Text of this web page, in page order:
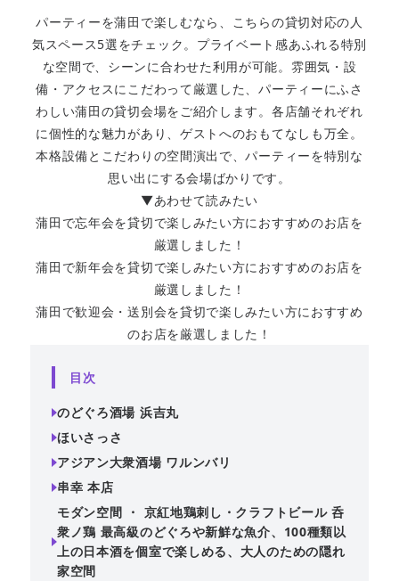
パーティーを蒲田で楽しむなら、こちらの貸切対応の人
気スペース5選をチェック。プライベート感あふれる特別
な空間で、シーンに合わせた利用が可能。雰囲気・設
備・アクセスにこだわって厳選した、パーティーにふさ
わしい蒲田の貸切会場をご紹介します。各店舗それぞれ
に個性的な魅力があり、ゲストへのおもてなしも万全。
本格設備とこだわりの空間演出で、パーティーを特別な
思い出にする会場ばかりです。
▼あわせて読みたい
蒲田で忘年会を貸切で楽しみたい方におすすめのお店を
厳選しました！
蒲田で新年会を貸切で楽しみたい方におすすめのお店を
厳選しました！
蒲田で歓迎会・送別会を貸切で楽しみたい方におすすめ
のお店を厳選しました！
目次
のどぐろ酒場 浜吉丸
ほいさっさ
アジアン大衆酒場 ワルンバリ
串幸 本店
モダン空間 ・ 京紅地鶏刺し・クラフトビール 呑
衆ノ鶏 最高級のどぐろや新鮮な魚介、100種類以
上の日本酒を個室で楽しめる、大人のための隠れ
家空間